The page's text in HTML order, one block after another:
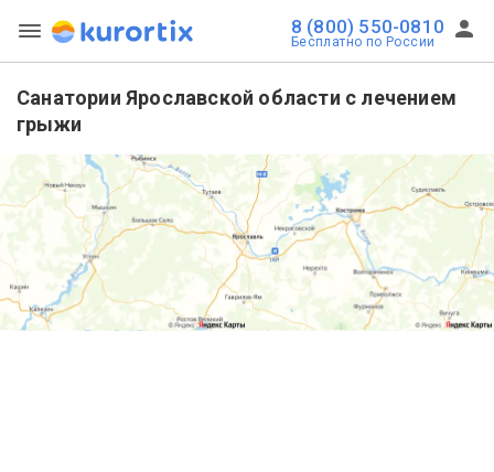
8 (800) 550-0810
Бесплатно по России
Санатории Ярославской области с лечением
грыжи